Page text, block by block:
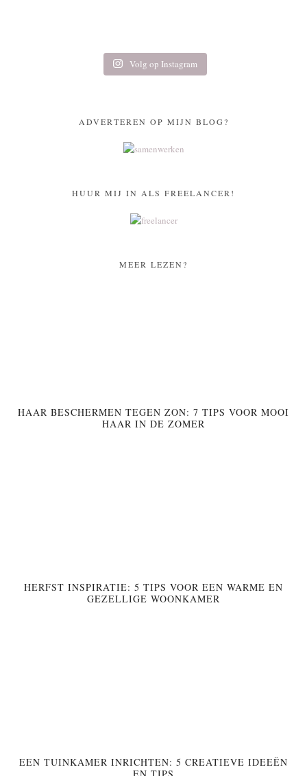
Volg op Instagram
ADVERTEREN OP MIJN BLOG?
HUUR MIJ IN ALS FREELANCER!
MEER LEZEN?
HAAR BESCHERMEN TEGEN ZON: 7 TIPS VOOR MOOI
HAAR IN DE ZOMER
HERFST INSPIRATIE: 5 TIPS VOOR EEN WARME EN
GEZELLIGE WOONKAMER
EEN TUINKAMER INRICHTEN: 5 CREATIEVE IDEEËN